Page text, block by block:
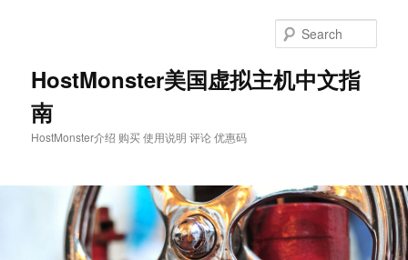
HostMonster美国虚拟主机中文指
南
HostMonster介绍 购买 使用说明 评论 优惠码